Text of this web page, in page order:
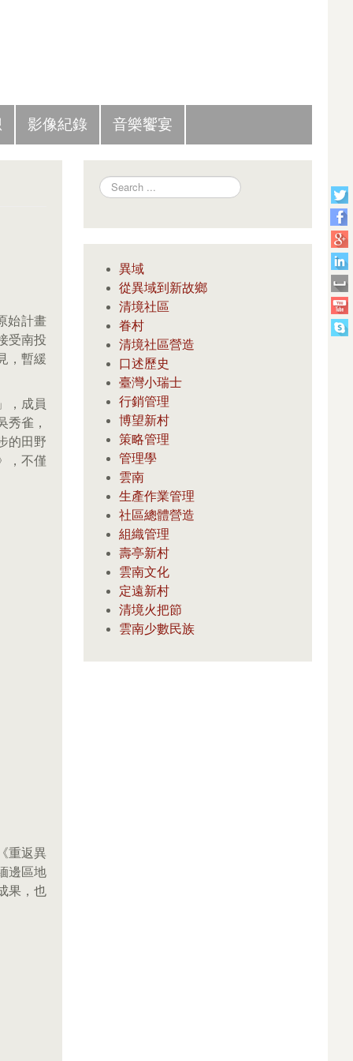
影像紀錄 音樂饗宴
始計畫
受南投
，暫緩
，成員
秀雀，
的田野
，不僅
重返異
邊區地
果，也
Search
異域
從異域到新故鄉
清境社區
眷村
清境社區營造
口述歷史
臺灣小瑞士
行銷管理
博望新村
策略管理
管理學
雲南
生產作業管理
社區總體營造
組織管理
壽亭新村
雲南文化
定遠新村
清境火把節
雲南少數民族